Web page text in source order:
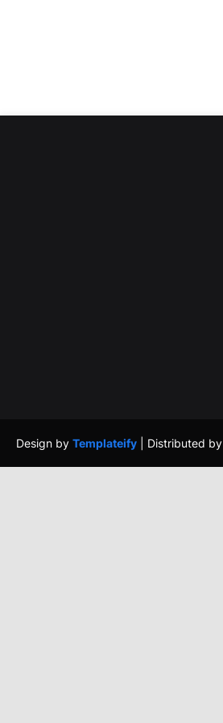
Design by Templateify | Distributed by